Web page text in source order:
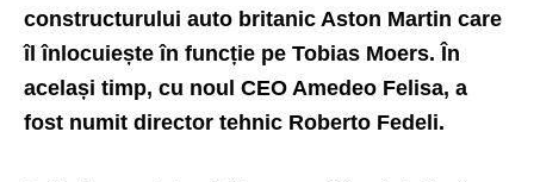
constructurului auto britanic Aston Martin care
îl înlocuiește în funcție pe Tobias Moers. În
același timp, cu noul CEO Amedeo Felisa, a
fost numit director tehnic Roberto Fedeli.